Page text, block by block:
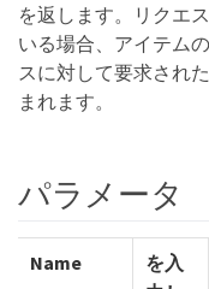
を返します。リクエ
いる場合、アイテム
スに対して要求され
まれます。
パラメータ
Name
を入